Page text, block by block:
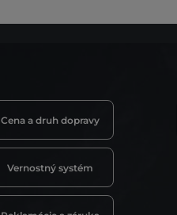
Cena a druh dopravy
Vernostný systém